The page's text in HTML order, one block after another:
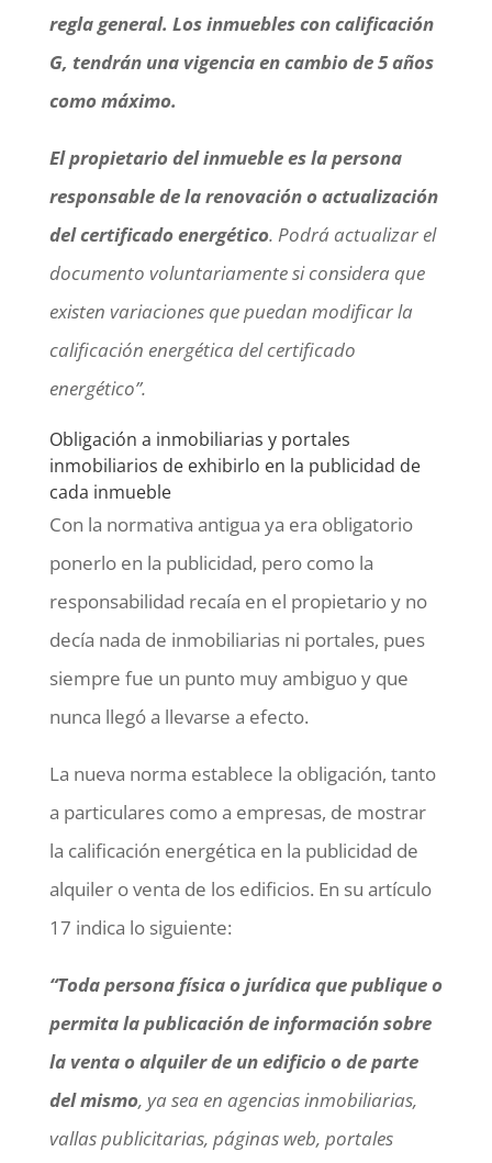
regla general. Los inmuebles con calificación
G, tendrán una vigencia en cambio de 5 años
como máximo.
El propietario del inmueble es la persona
responsable de la renovación o actualización
del certificado energético. Podrá actualizar el
documento voluntariamente si considera que
existen variaciones que puedan modificar la
calificación energética del certificado
energético”.
Obligación a inmobiliarias y portales
inmobiliarios de exhibirlo en la publicidad de
cada inmueble
Con la normativa antigua ya era obligatorio
ponerlo en la publicidad, pero como la
responsabilidad recaía en el propietario y no
decía nada de inmobiliarias ni portales, pues
siempre fue un punto muy ambiguo y que
nunca llegó a llevarse a efecto.
La nueva norma establece la obligación, tanto
a particulares como a empresas, de mostrar
la calificación energética en la publicidad de
alquiler o venta de los edificios. En su artículo
17 indica lo siguiente:
“Toda persona física o jurídica que publique o
permita la publicación de información sobre
la venta o alquiler de un edificio o de parte
del mismo, ya sea en agencias inmobiliarias,
vallas publicitarias, páginas web, portales